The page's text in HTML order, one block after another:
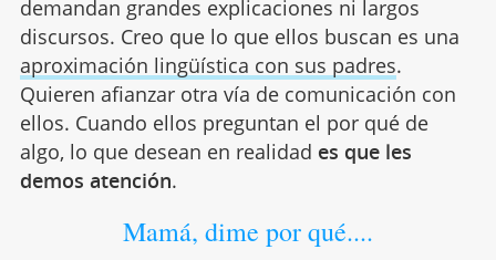
demandan grandes explicaciones ni largos
discursos. Creo que lo que ellos buscan es una
aproximación lingüística con sus padres.
Quieren afianzar otra vía de comunicación con
ellos. Cuando ellos preguntan el por qué de
algo, lo que desean en realidad es que les
demos atención.
Mamá, dime por qué....